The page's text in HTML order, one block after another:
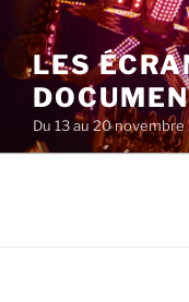
au
contenu
principal
LES
Du 13 au 20